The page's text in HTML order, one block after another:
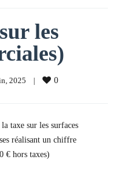
les
2025 | 0
taxe sur les surfaces
réalisant un chiffre
€ hors taxes)